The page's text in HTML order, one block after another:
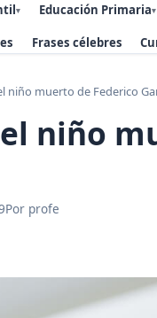
▾ Educación Primaria▾
Frases célebres
niño muerto de Federico
niño
Por profe